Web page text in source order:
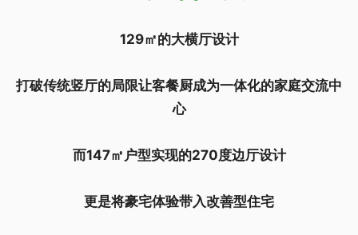
129㎡的大横厅设计
打破传统竖厅的局限让客餐厨成为一体化的家庭交流中
心
而147㎡户型实现的270度边厅设计
更是将豪宅体验带入改善型住宅